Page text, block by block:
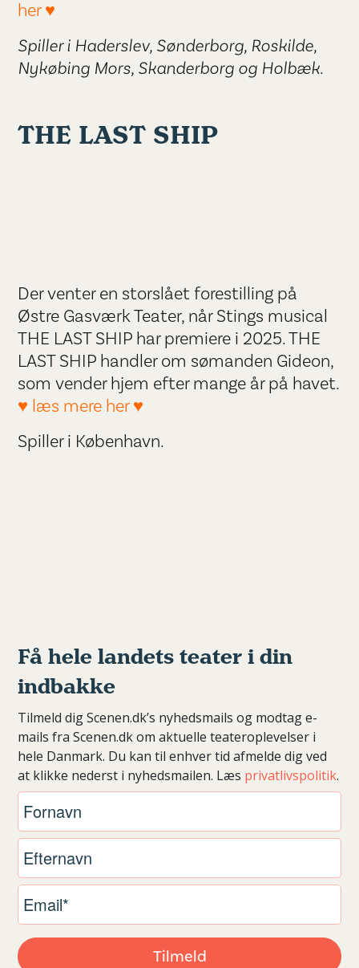
her ♥
Spiller i Haderslev, Sønderborg, Roskilde,
Nykøbing Mors, Skanderborg og Holbæk.
THE LAST SHIP
Der venter en storslået forestilling på
Østre Gasværk Teater, når Stings musical
THE LAST SHIP har premiere i 2025. THE
LAST SHIP handler om sømanden Gideon,
som vender hjem efter mange år på havet.
♥ læs mere her ♥
Spiller i København.
Få hele landets teater i din
indbakke
Tilmeld dig Scenen.dk’s nyhedsmails og modtag e-
mails fra Scenen.dk om aktuelle teateroplevelser i
hele Danmark. Du kan til enhver tid afmelde dig ved
at klikke nederst i nyhedsmailen. Læs privatlivspolitik.